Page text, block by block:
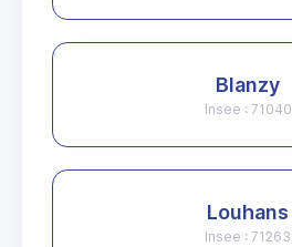
Blanzy
Insee : 71040
Louhans
Insee : 71263